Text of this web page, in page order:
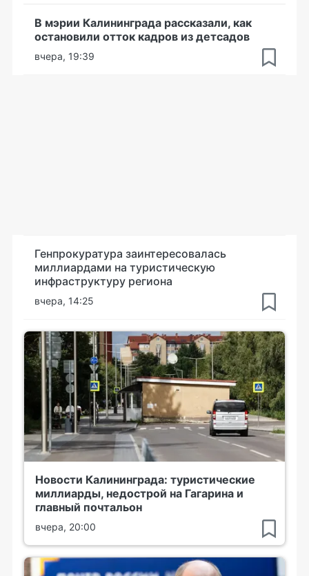
В мэрии Калининграда рассказали, как
остановили отток кадров из детсадов
вчера, 19:39
Генпрокуратура заинтересовалась
миллиардами на туристическую
инфраструктуру региона
вчера, 14:25
Новости Калининграда: туристические
миллиарды, недострой на Гагарина и
главный почтальон
вчера, 20:00